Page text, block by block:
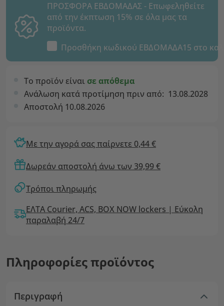
ΠΡΟΣΦΟΡΑ ΕΒΔΟΜΑΔΑΣ - Επωφεληθείτε
από την έκπτωση 15% σε όλα μας τα
προϊόντα.
Προσθήκη κωδικού ΕΒΔΟΜΑΔΑ15 στο
Το προϊόν είναι σε απόθεμα
Ανάλωση κατά προτίμηση πριν από: 13.08.2028
Αποστολή 10.08.2026
Με την αγορά σας παίρνετε 0,44 €
Δωρεάν αποστολή άνω των 39,99 €
Τρόποι πληρωμής
ΕΛΤΑ Courier, ACS, BOX NOW lockers | Εύκολη
παραλαβή 24/7
Πληροφορίες προϊόντος
Περιγραφή